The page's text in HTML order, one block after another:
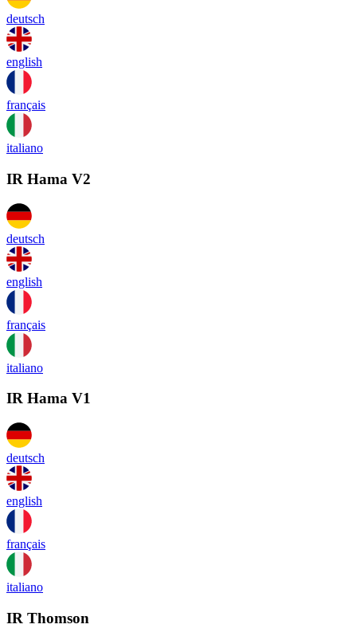
deutsch
english
français
italiano
IR Hama V2
deutsch
english
français
italiano
IR Hama V1
deutsch
english
français
italiano
IR Thomson